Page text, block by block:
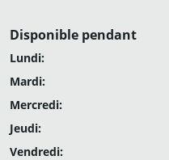
Disponible pendant
Lundi:
Mardi:
Mercredi:
Jeudi:
Vendredi: